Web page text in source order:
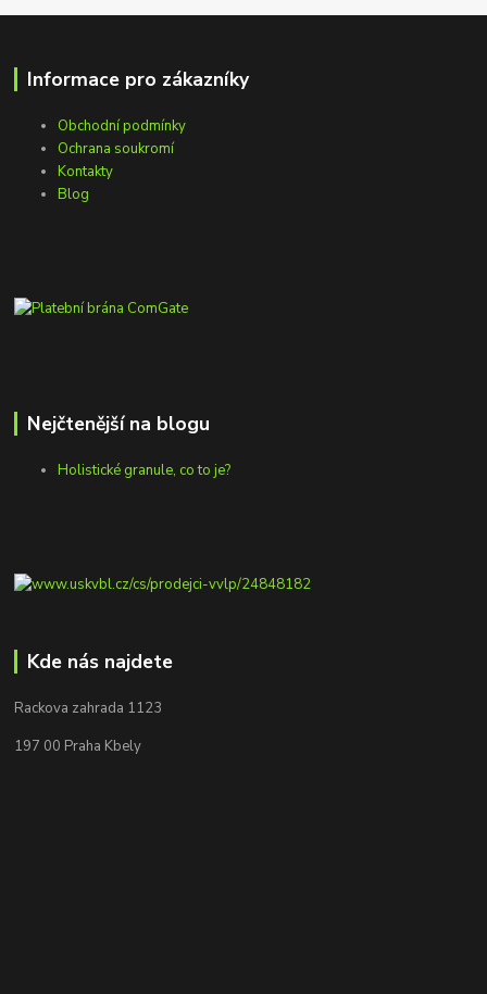
Informace pro zákazníky
Obchodní podmínky
Ochrana soukromí
Kontakty
Blog
Nejčtenější na blogu
Holistické granule, co to je?
Kde nás najdete
Rackova zahrada 1123
197 00 Praha Kbely